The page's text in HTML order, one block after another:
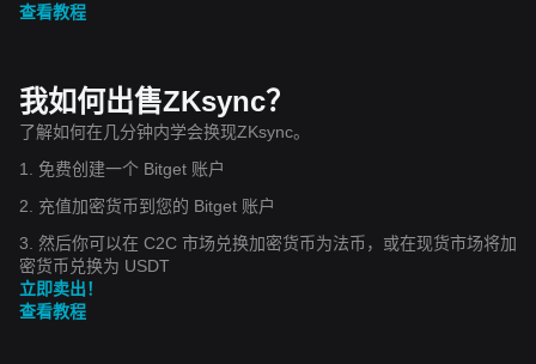
查看教程
我如何出售ZKsync？
了解如何在几分钟内学会换现ZKsync。
1. 免费创建一个 Bitget 账户
2. 充值加密货币到您的 Bitget 账户
3. 然后你可以在 C2C 市场兑换加密货币为法币，或在现货市场将加
密货币兑换为 USDT
立即卖出！
查看教程